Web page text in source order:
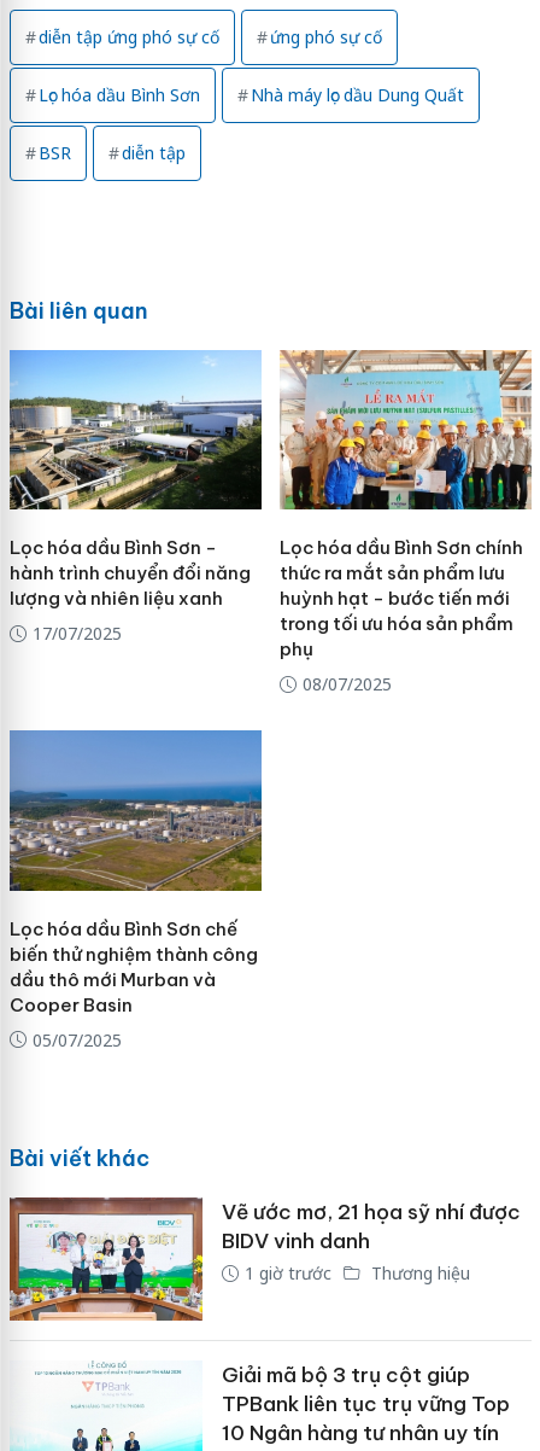
diễn tập ứng phó sự cố ứng phó sự cố
Lọc hóa dầu Bình Sơn Nhà máy lọc dầu Dung Quất
BSR diễn tập
Bài liên quan
Lọc hóa dầu Bình Sơn -
hành trình chuyển đổi năng
lượng và nhiên liệu xanh
17/07/2025
Lọc hóa dầu Bình Sơn chính
thức ra mắt sản phẩm lưu
huỳnh hạt - bước tiến mới
trong tối ưu hóa sản phẩm
phụ
08/07/2025
Lọc hóa dầu Bình Sơn chế
biến thử nghiệm thành công
dầu thô mới Murban và
Cooper Basin
05/07/2025
Bài viết khác
Vẽ ước mơ, 21 họa sỹ nhí được
BIDV vinh danh
1 giờ trước Thương hiệu
Giải mã bộ 3 trụ cột giúp
TPBank liên tục trụ vững Top
10 Ngân hàng tư nhân uy tín